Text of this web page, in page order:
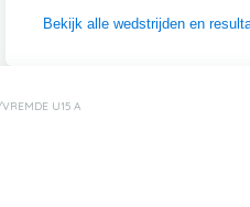
Bekijk alle wedstrijden en
U15 A